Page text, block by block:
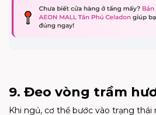
9. Đeo vòng trầm
Khi ngủ, cơ thể bước vào trạng thái